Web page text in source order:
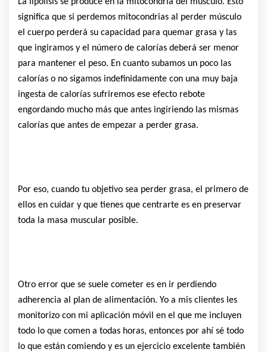
significa que si perdemos mitocondrias al perder músculo
el cuerpo perderá su capacidad para quemar grasa y las
que ingiramos y el número de calorías deberá ser menor
para mantener el peso. En cuanto subamos un poco las
calorías o no sigamos indefinidamente con una muy baja
ingesta de calorías sufriremos ese efecto rebote
engordando mucho más que antes ingiriendo las mismas
calorías que antes de empezar a perder grasa.
Por eso, cuando tu objetivo sea perder grasa, el primero de
ellos en cuidar y que tienes que centrarte es en preservar
toda la masa muscular posible.
Otro error que se suele cometer es en ir perdiendo
adherencia al plan de alimentación. Yo a mis clientes les
monitorizo con mi aplicación móvil en el que me incluyen
todo lo que comen a todas horas, entonces por ahí sé todo
lo que están comiendo y es un ejercicio excelente también